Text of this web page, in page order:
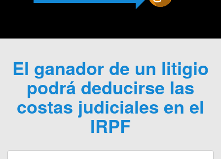
El ganador de un litigio
podrá deducirse las
costas judiciales en el
IRPF